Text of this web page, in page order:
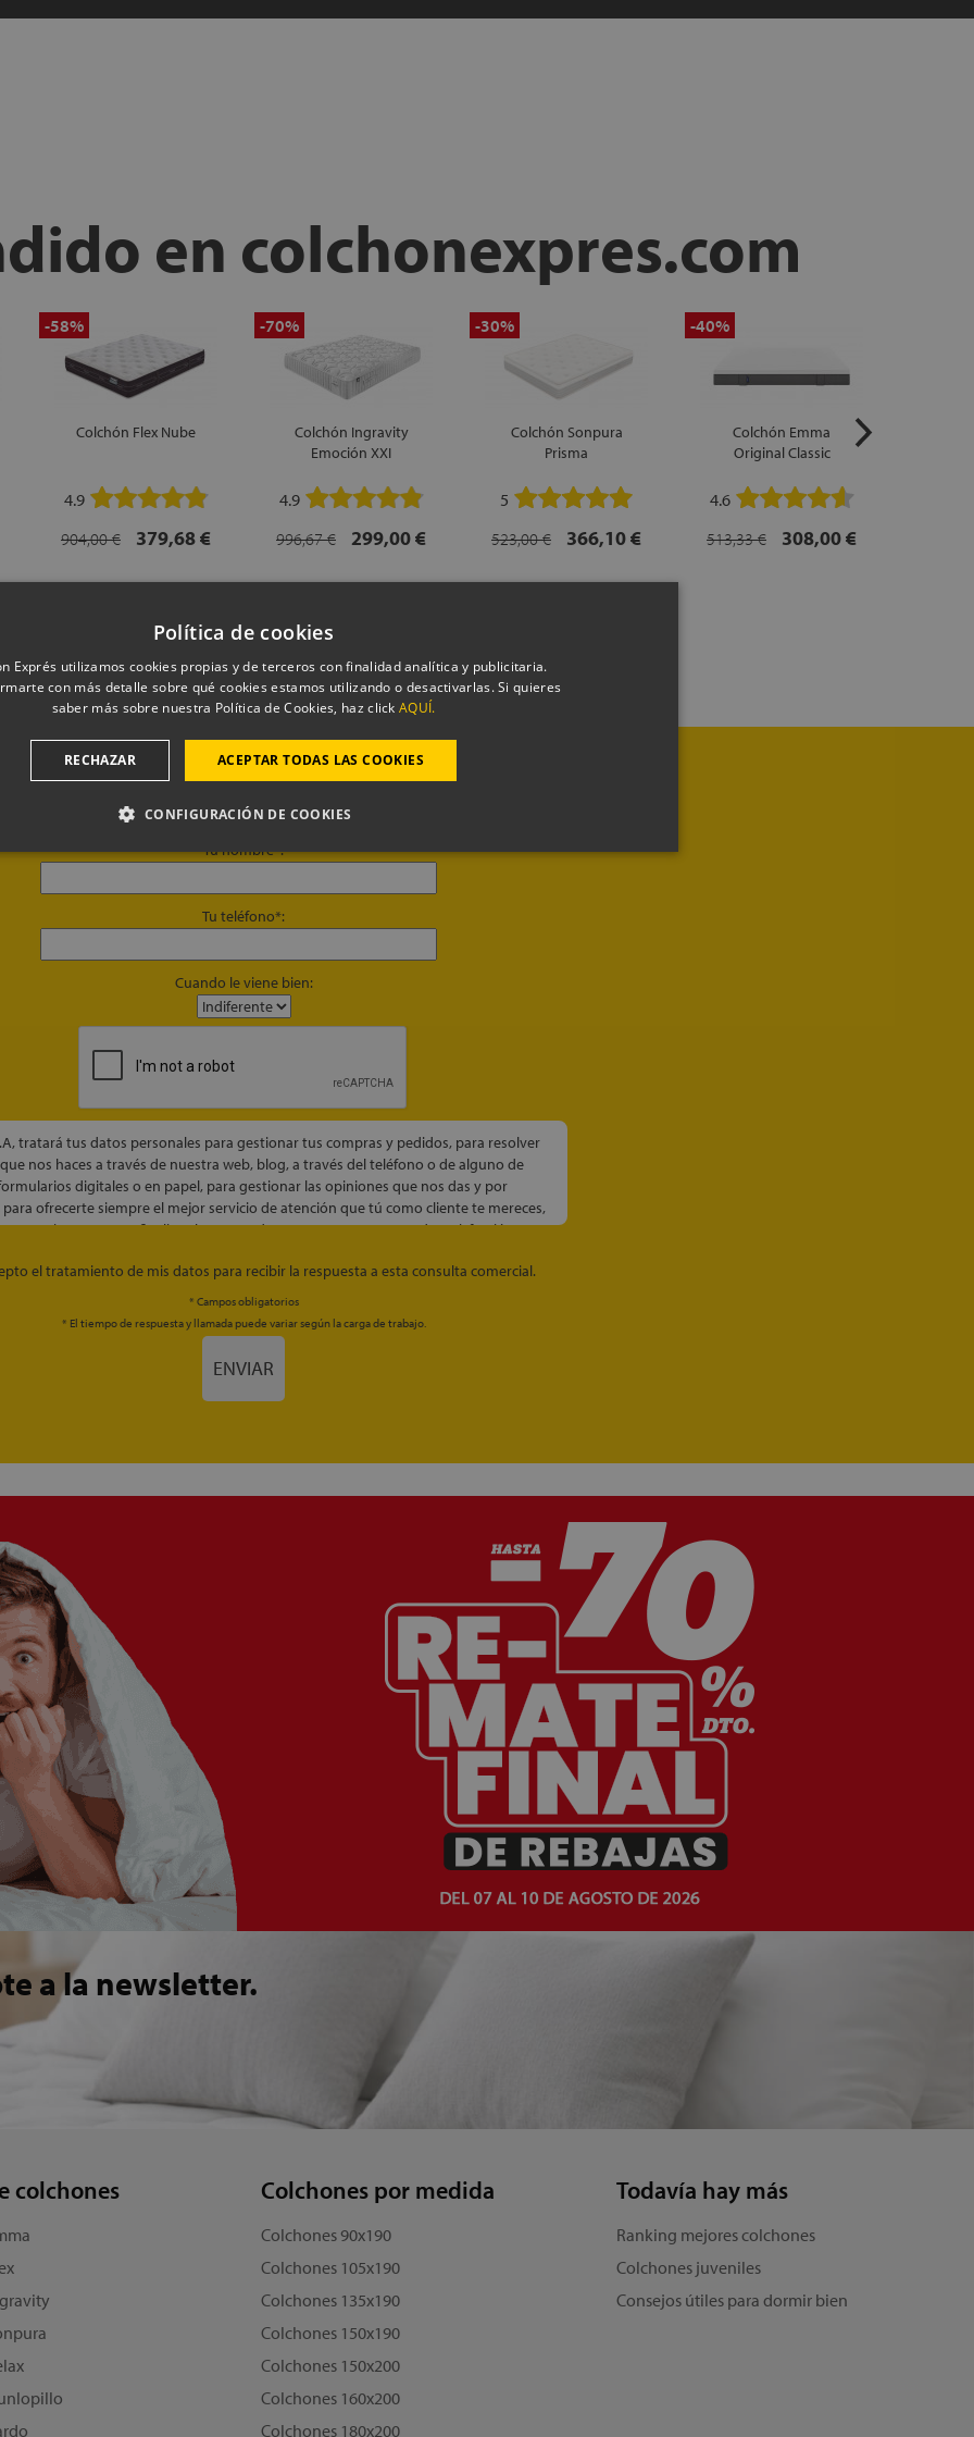
en colchonexpres.com
-58%
Colchón Flex Nube
4.9
904,00 €
379,68 €
-70%
Colchón Ingravity
Emoción XXI
4.9
996,67 €
299,00 €
-30%
Colchón Sonpura
Prisma
5
523,00 €
366,10 €
-40%
Colchón Emma
Original Classic
4.6
513,33 €
308,00 €
TE LLAMAMOS
Tu nombre*:
Tu teléfono*:
Cuando le viene bien:
tratará tus datos personales para gestionar tus compras y pedidos, para resolver
nos haces a través de nuestra web, blog, a través del teléfono o de alguno de
digitales o en papel, para gestionar las opiniones que nos das y por
ofrecerte siempre el mejor servicio de atención que tú como cliente te mereces,
enviarte una vez finalice el proceso de compra una encuesta de satisfacción
sólo se cederán a nuestras empresas logísticas, financieras colaboradoras, servicios
empresas de envíos de comunicaciones comerciales, tan sólo si nos das tu
y siempre con el fin de mejorar la experiencia y servicio de tus compras. Nunca
la información personal de nuestros clientes a terceros ajenos a Colchón Exprés,
obligación legal. Siempre tendrás derecho a acceder, rectificar, suprimir, limitar el
el tratamiento de mis datos para recibir la respuesta a esta consulta comercial.
* Campos obligatorios
* El tiempo de respuesta y llamada puede variar según la carga de trabajo.
ENVIAR
a la newsletter.
colchones Colchones por medida
Colchones 90x190
Colchones 105x190
Colchones 135x190
Colchones 150x190
Colchones 150x200
Colchones 160x200
Colchones 180x200
Todavía hay más
Ranking mejores colchones
Colchones juveniles
Consejos útiles para dormir bien
Política de cookies
Exprés utilizamos cookies propias y de terceros con finalidad analítica y publicitaria.
con más detalle sobre qué cookies estamos utilizando o desactivarlas. Si quieres
saber más sobre nuestra Política de Cookies, haz click AQUÍ.
ACEPTAR TODAS LAS COOKIES
RECHAZAR
CONFIGURACIÓN DE COOKIES